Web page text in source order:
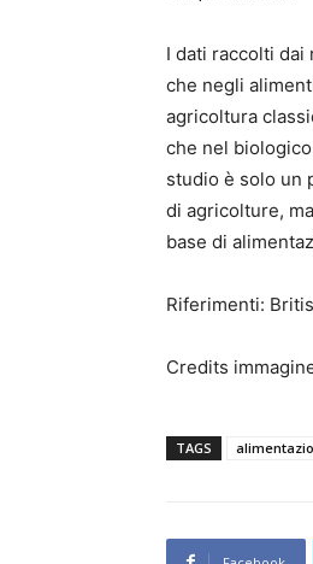
I dati raccolti
che negli
agricoltura
che nel biologico
studio è solo un
di agricolture,
base di
Riferimenti:
Credits
TAGS